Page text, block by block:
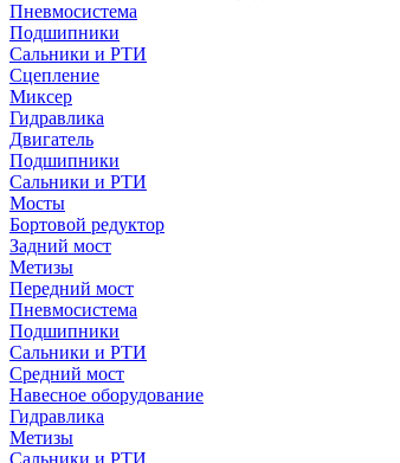
Пневмосистема
Подшипники
Сальники и РТИ
Сцепление
Миксер
Гидравлика
Двигатель
Подшипники
Сальники и РТИ
Мосты
Бортовой редуктор
Задний мост
Метизы
Передний мост
Пневмосистема
Подшипники
Сальники и РТИ
Средний мост
Навесное оборудование
Гидравлика
Метизы
Сальники и РТИ